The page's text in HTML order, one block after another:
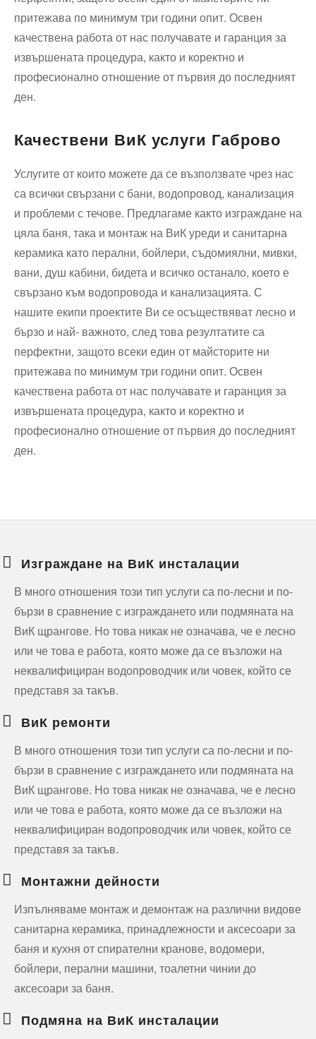
притежава по минимум три години опит. Освен
качествена работа от нас получавате и гаранция за
извършената процедура, както и коректно и
професионално отношение от първия до последният
ден.
Качествени ВиК услуги Габрово
Услугите от които можете да се възползвате чрез нас
са всички свързани с бани, водопровод, канализация
и проблеми с течове. Предлагаме както изграждане на
цяла баня, така и монтаж на ВиК уреди и санитарна
керамика като перални, бойлери, съдомиялни, мивки,
вани, душ кабини, бидета и всичко останало, което е
свързано към водопровода и канализацията. С
нашите екипи проектите Ви се осъществяват лесно и
бързо и най- важното, след това резултатите са
перфектни, защото всеки един от майсторите ни
притежава по минимум три години опит. Освен
качествена работа от нас получавате и гаранция за
извършената процедура, както и коректно и
професионално отношение от първия до последният
ден.
Изграждане на ВиК инсталации
В много отношения този тип услуги са по-лесни и по-
бързи в сравнение с изграждането или подмяната на
ВиК щрангове. Но това никак не означава, че е лесно
или че това е работа, която може да се възложи на
неквалифициран водопроводчик или човек, който се
представя за такъв.
ВиК ремонти
В много отношения този тип услуги са по-лесни и по-
бързи в сравнение с изграждането или подмяната на
ВиК щрангове. Но това никак не означава, че е лесно
или че това е работа, която може да се възложи на
неквалифициран водопроводчик или човек, който се
представя за такъв.
Монтажни дейности
Изпълняваме монтаж и демонтаж на различни видове
санитарна керамика, принадлежности и аксесоари за
баня и кухня от спирателни кранове, водомери,
бойлери, перални машини, тоалетни чинии до
аксесоари за баня.
Подмяна на ВиК инсталации